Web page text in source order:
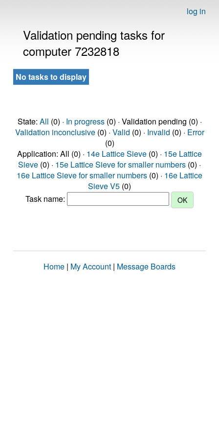
log in
Validation pending tasks for
computer 7232818
No tasks to display
State: All (0) · In progress(0) · Validation pending (0) ·
Validation inconclusive(0) · Valid (0) · Invalid (0) · Error
(0)
Application: All (0) · 14e Lattice Sieve (0) · 15e Lattice
Sieve (0) · 15e Lattice Sieve for smaller numbers (0) ·
16e Lattice Sieve for smaller numbers (0) · 16e Lattice
Sieve V5 (0)
Task name:
Home | My Account | Message Boards